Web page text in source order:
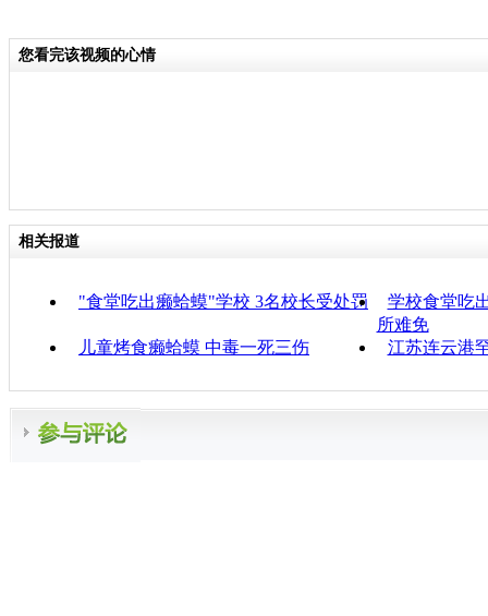
您看完该视频的心情
相关报道
"食堂吃出癞蛤蟆"学校 3名校长受处罚
学校食堂吃
所难免
儿童烤食癞蛤蟆 中毒一死三伤
江苏连云港